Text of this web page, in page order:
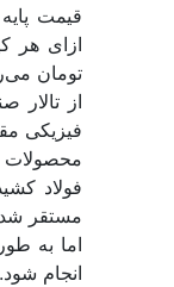
تومان
از تالار
فیزیکی
محصولات
فولاد
مستقر
اما به
انجام شود.